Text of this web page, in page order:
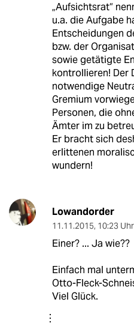
„Aufsichtsrat“
u.a. die Aufgabe
Entscheidungen
bzw. der
sowie getätigte
kontrollieren! Der
notwendige
Gremium
Personen, die
Ämter im zu
Er bracht sich
erlittenen
wundern!
Lowandorder
11.11.2015, 10:23 Uhr
Einer? ... Ja wie??
Einfach mal
Otto-Fleck-
Viel Glück.